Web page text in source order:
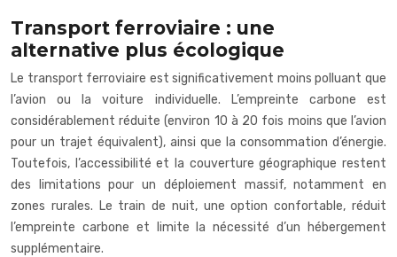
Transport ferroviaire : une
alternative plus écologique
Le transport ferroviaire est significativement moins polluant que
l’avion ou la voiture individuelle. L’empreinte carbone est
considérablement réduite (environ 10 à 20 fois moins que l’avion
pour un trajet équivalent), ainsi que la consommation d’énergie.
Toutefois, l’accessibilité et la couverture géographique restent
des limitations pour un déploiement massif, notamment en
zones rurales. Le train de nuit, une option confortable, réduit
l’empreinte carbone et limite la nécessité d’un hébergement
supplémentaire.